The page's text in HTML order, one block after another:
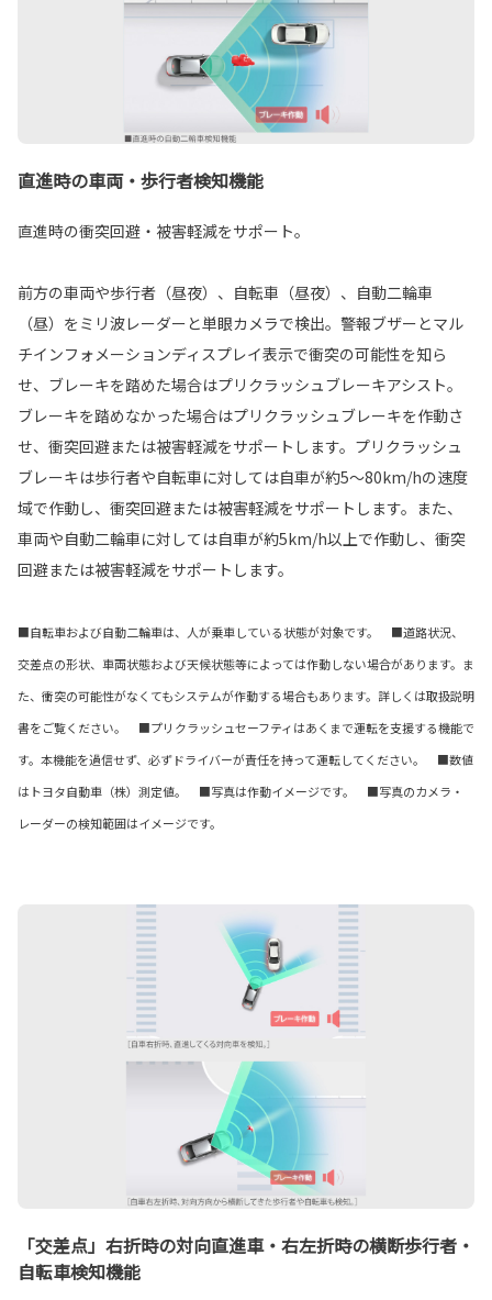
直進時の車両・歩行者検知機能
直進時の衝突回避・被害軽減をサポート。
前方の車両や歩行者（昼夜）、自転車（昼夜）、自動二輪車
（昼）をミリ波レーダーと単眼カメラで検出。警報ブザーとマル
チインフォメーションディスプレイ表示で衝突の可能性を知ら
せ、ブレーキを踏めた場合はプリクラッシュブレーキアシスト。
ブレーキを踏めなかった場合はプリクラッシュブレーキを作動さ
せ、衝突回避または被害軽減をサポートします。プリクラッシュ
ブレーキは歩行者や自転車に対しては自車が約5〜80km/hの速度
域で作動し、衝突回避または被害軽減をサポートします。また、
車両や自動二輪車に対しては自車が約5km/h以上で作動し、衝突
回避または被害軽減をサポートします。
■自転車および自動二輪車は、人が乗車している状態が対象です。 ■道路状況、
交差点の形状、車両状態および天候状態等によっては作動しない場合があります。ま
た、衝突の可能性がなくてもシステムが作動する場合もあります。詳しくは取扱説明
書をご覧ください。 ■プリクラッシュセーフティはあくまで運転を支援する機能で
す。本機能を過信せず、必ずドライバーが責任を持って運転してください。 ■数値
はトヨタ自動車（株）測定値。 ■写真は作動イメージです。 ■写真のカメラ・
レーダーの検知範囲はイメージです。
「交差点」右折時の対向直進車・右左折時の横断歩行者・
自転車検知機能